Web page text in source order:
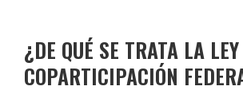
¿DE QUÉ SE TRATA LA
COPARTICIPACIÓN